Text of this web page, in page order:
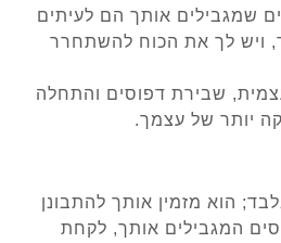
שמגבילים אותך הם לעיתים
ויש לך את הכוח להשתחרר
שבירת דפוסים והתחלה
יותר של עצמך.
הוא מזמין אותך להתבונן
המגבילים אותך, לקחת